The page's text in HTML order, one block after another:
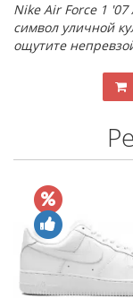
Nike Air Force 1 '07
символ уличной
ощутите